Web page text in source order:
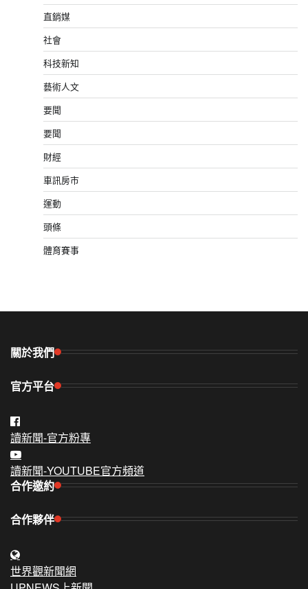
直銷媒
社會
科技新知
藝術人文
要聞
要聞
財經
車訊房市
運動
頭條
體育賽事
關於我們
官方平台
讀新聞-官方粉專
讀新聞-YOUTUBE官方頻道
合作邀約
合作夥伴
世界觀新聞網